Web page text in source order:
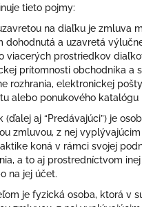
tieto pojmy:
na diaľku je zmluva
dohodnutá a uzavretá
viacerých prostriedkov
prítomnosti obchodníka a
rozhrania, elektronickej
alebo ponukového katalógu
(ďalej aj “Predávajúci”) je
zmluvou, z nej
koná v rámci svojej
a to aj prostredníctvom
na jej účet.
je fyzická osoba, ktorá v